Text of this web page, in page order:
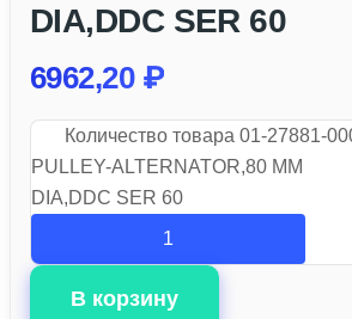
DIA,DDC SER 60
6962,20 ₽
Количество товара 01-27881-
PULLEY-ALTERNATOR,80 MM
DIA,DDC SER 60
В корзину